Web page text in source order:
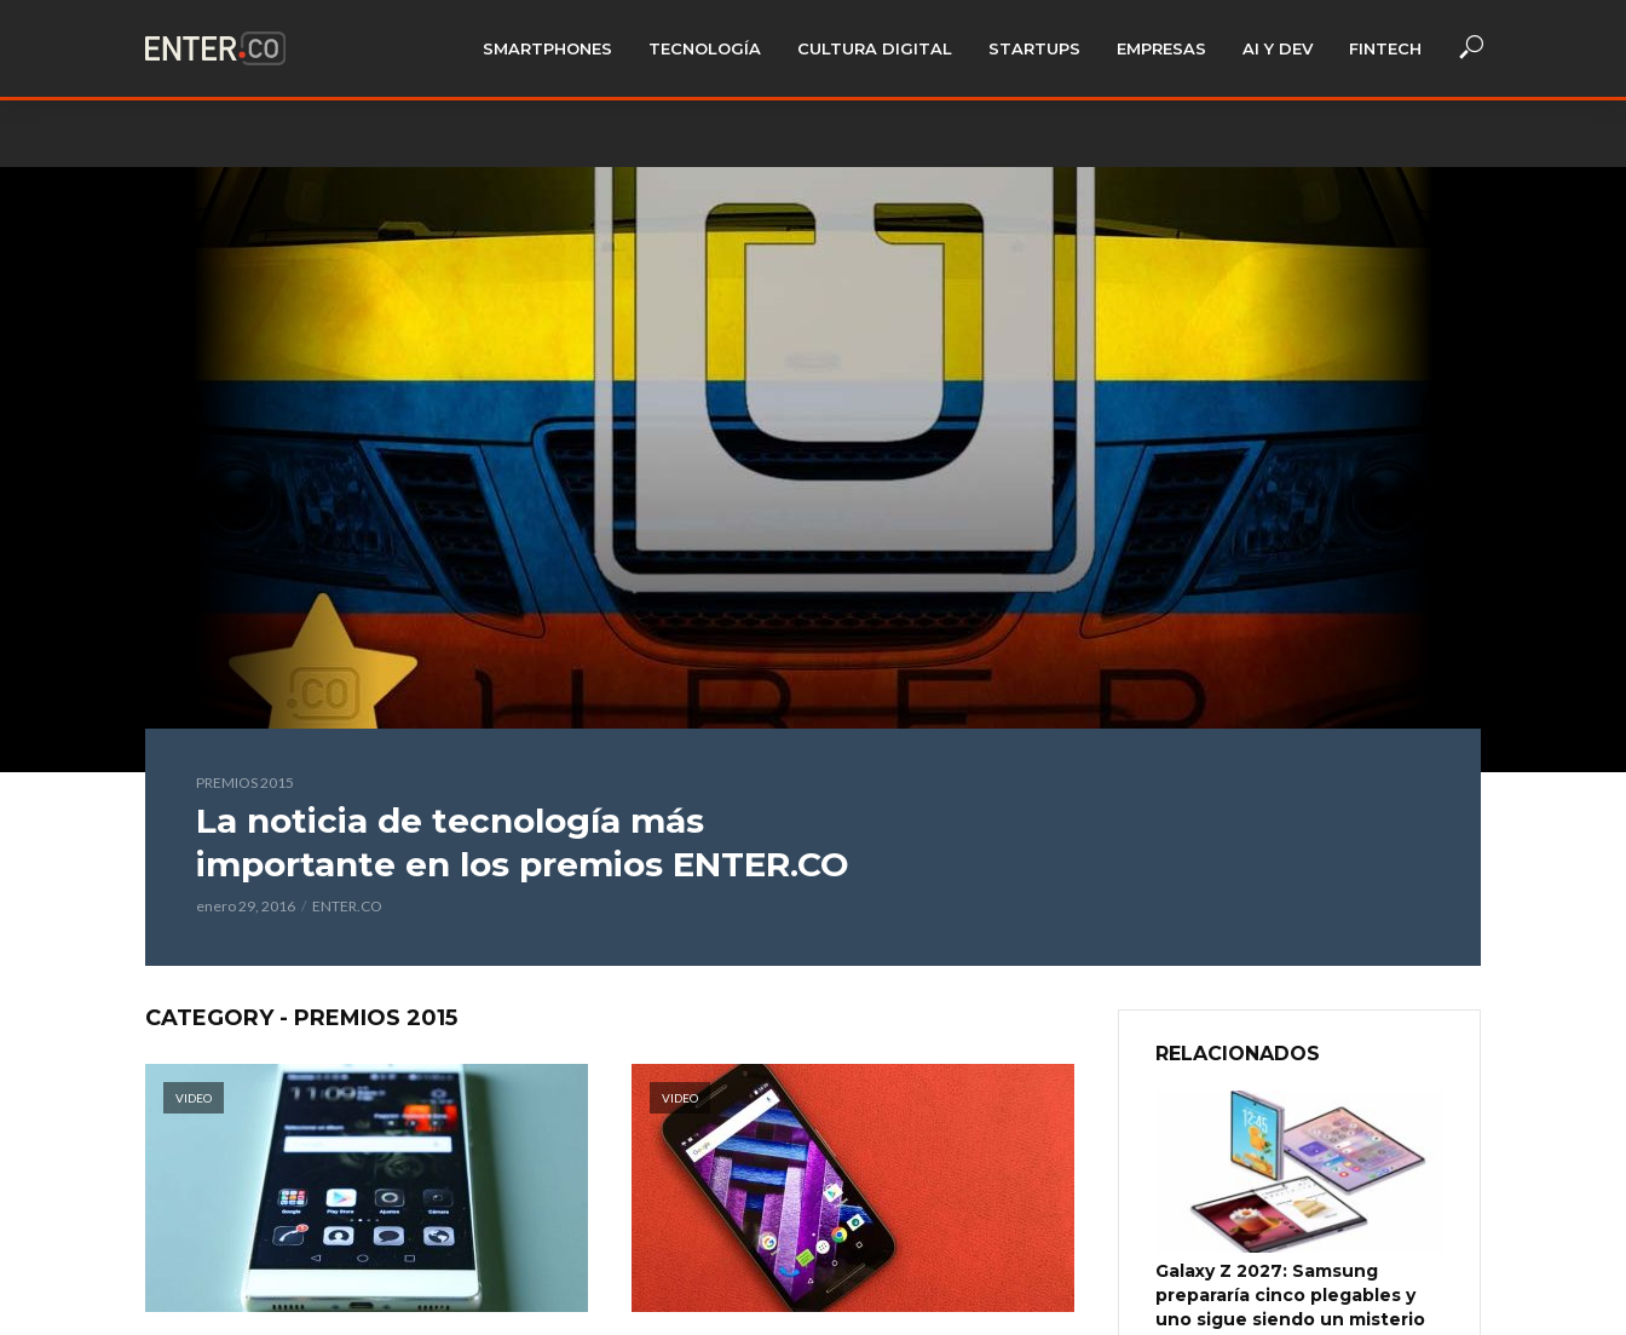
SMARTPHONES TECNOLOGÍA CULTURA DIGITAL STARTUPS EMPRESAS AI Y DEV FINTECH
PREMIOS 2015
La noticia de tecnología más
importante en los premios ENTER.CO
enero 29, 2016 ENTER.CO
CATEGORY - PREMIOS 2015
VIDEO VIDEO
RELACIONADOS
Galaxy Z 2027: Samsung
prepararía cinco plegables y
uno sigue siendo un misterio